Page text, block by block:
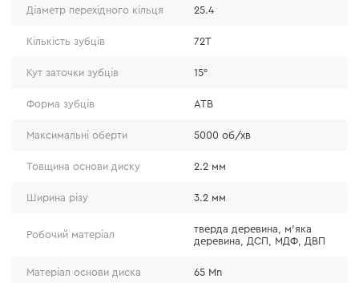
охолодження диска під час виконання різу.
Діаметр перехідного кільця 25.4
Кількість зубців 72T
Кут заточки зубців 15°
Форма зубців ATB
Максимальні оберти 5000 об/хв
Товщина основи диску 2.2 мм
Ширина різу 3.2 мм
Робочий матеріал
тверда деревина, м'яка
деревина, ДСП, МДФ, ДВП
Матеріал основи диска 65 Mn